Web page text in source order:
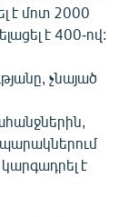
է մոտ 2000
է 400-ով:
չնայած
է